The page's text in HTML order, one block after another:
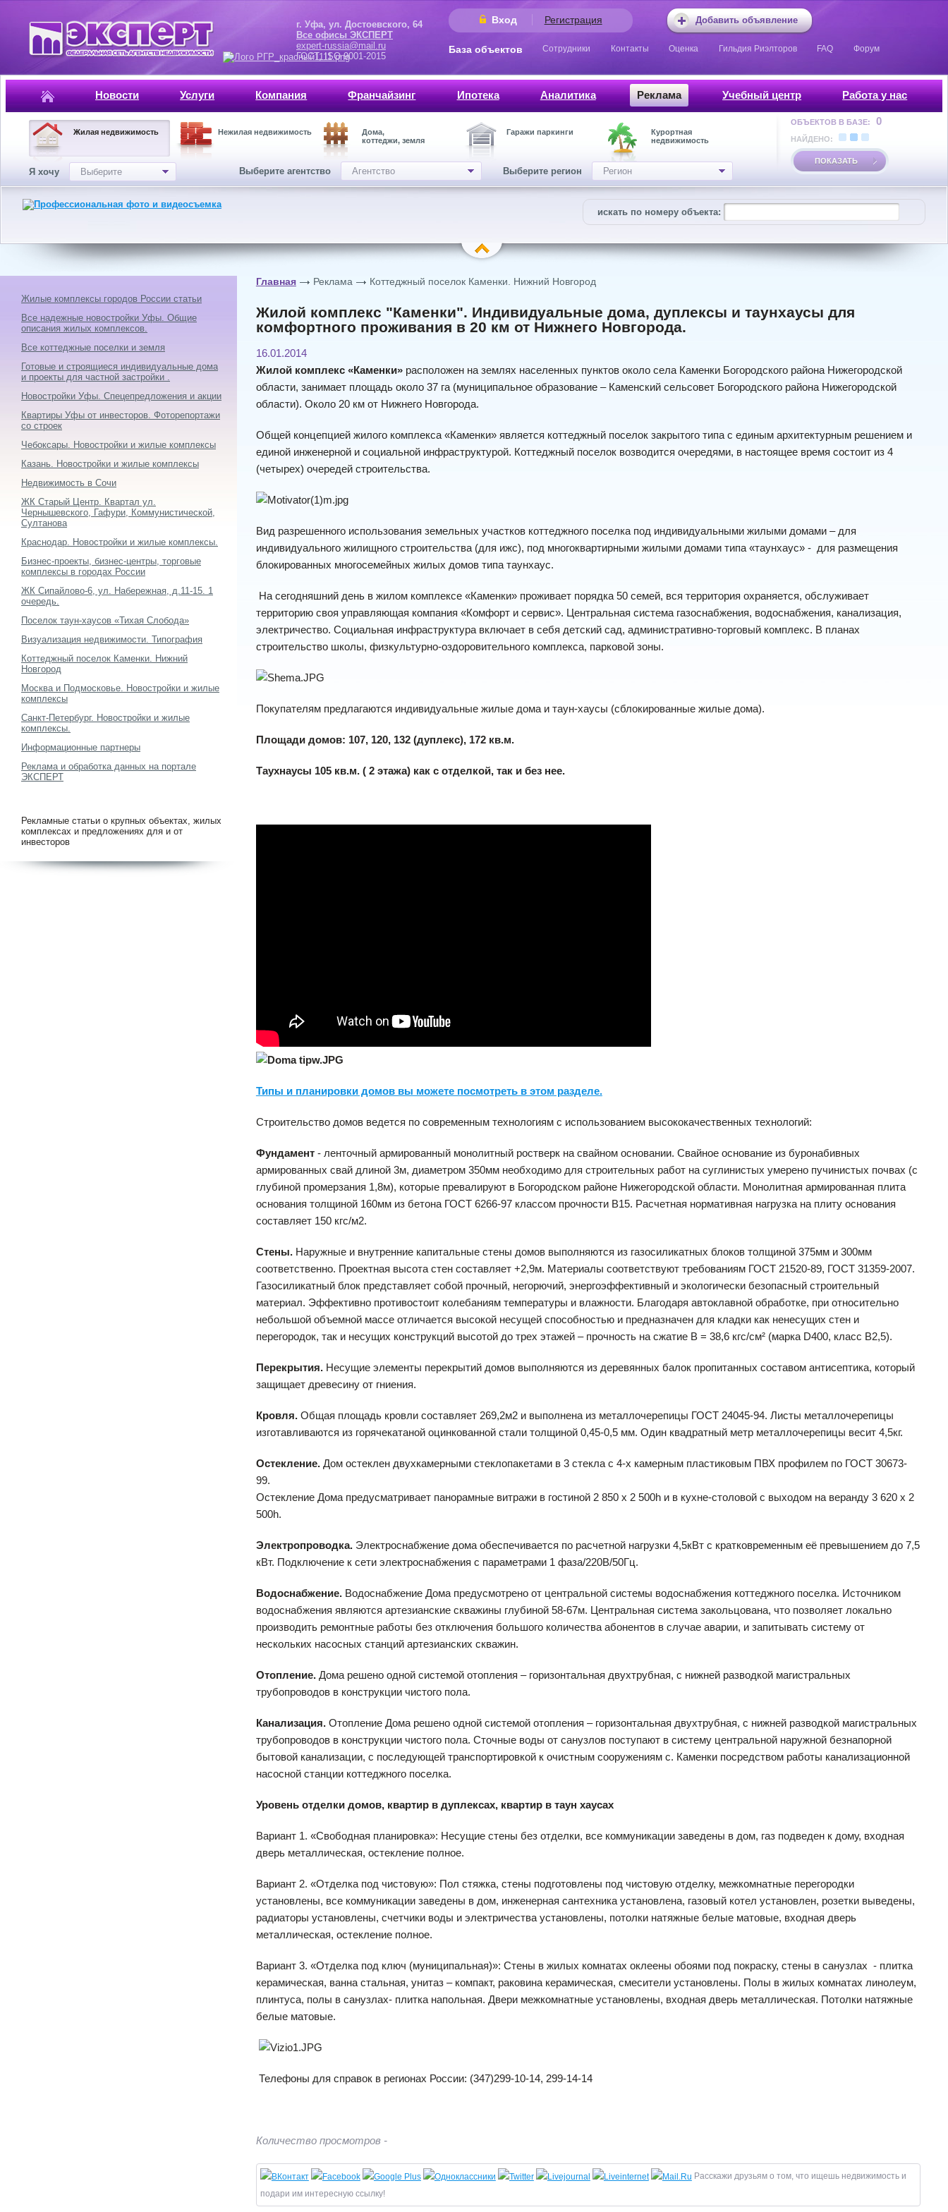
Добавить объявление
Вход Регистрация
г. Уфа, ул. Достоевского, 64
Все офисы ЭКСПЕРТ
expert-russia@mail.ru
ГОСТ, ISO 9001-2015
База объектов Сотрудники Контакты Оценка Гильдия Риэлторов FAQ Форум
Новости Услуги Компания Франчайзинг Ипотека Аналитика Реклама Учебный центр Работа у нас
Жилая недвижимость Нежилая недвижимость
Дома,
коттеджи, земля
Гаражи паркинги
Курортная
недвижимость
Я хочу Выберите Выберите агентство Агентство Выберите регион Регион
ОБЪЕКТОВ В БАЗЕ: 0
НАЙДЕНО:
ПОКАЗАТЬ
искать по номеру объекта:
Главная Реклама Коттеджный поселок Каменки. Нижний Новгород
Жилой комплекс "Каменки". Индивидуальные дома, дуплексы и таунхаусы для
комфортного проживания в 20 км от Нижнего Новгорода.
16.01.2014
Жилой комплекс «Каменки»расположен на землях населенных пунктов около села Каменки Богородского района Нижегородской
области, занимает площадь около 37 га (муниципальное образование – Каменский сельсовет Богородского района Нижегородской
области). Около 20 км от Нижнего Новгорода.
Общей концепцией жилого комплекса «Каменки» является коттеджный поселок закрытого типа с единым архитектурным решением и
единой инженерной и социальной инфраструктурой. Коттеджный поселок возводится очередями, в настоящее время состоит из 4
(четырех) очередей строительства.
Вид разрешенного использования земельных участков коттеджного поселка под индивидуальными жилыми домами – для
индивидуального жилищного строительства (для ижс), под многоквартирными жилыми домами типа «таунхаус» - для размещения
блокированных многосемейных жилых домов типа таунхаус.
На сегодняшний день в жилом комплексе «Каменки» проживает порядка 50 семей, вся территория охраняется, обслуживает
территорию своя управляющая компания «Комфорт и сервис». Центральная система газоснабжения, водоснабжения, канализация,
электричество. Социальная инфраструктура включает в себя детский сад, административно-торговый комплекс. В планах
строительство школы, физкультурно-оздоровительного комплекса, парковой зоны.
Покупателям предлагаются индивидуальные жилые дома и таун-хаусы (сблокированные жилые дома).
Площади домов: 107, 120, 132 (дуплекс), 172 кв.м.
Таухнаусы 105 кв.м. ( 2 этажа) как с отделкой, так и без нее.
Типы и планировки домов вы можете посмотреть в этом разделе.
Строительство домов ведется по современным технологиям с использованием высококачественных технологий:
Фундамент- ленточный армированный монолитный ростверк на свайном основании. Свайное основание из буронабивных
армированных свай длиной 3м, диаметром 350мм необходимо для строительных работ на суглинистых умерено пучинистых почвах (с
глубиной промерзания 1,8м), которые превалируют в Богородском районе Нижегородской области. Монолитная армированная плита
основания толщиной 160мм из бетона ГОСТ 6266-97 классом прочности В15. Расчетная нормативная нагрузка на плиту основания
составляет 150 кгс/м2.
Стены. Наружные и внутренние капитальные стены домов выполняются из газосиликатных блоков толщиной 375мм и 300мм
соответственно. Проектная высота стен составляет +2,9м. Материалы соответствуют требованиям ГОСТ 21520-89, ГОСТ 31359-2007.
Газосиликатный блок представляет собой прочный, негорючий, энергоэффективный и экологически безопасный строительный
материал. Эффективно противостоит колебаниям температуры и влажности. Благодаря автоклавной обработке, при относительно
небольшой объемной массе отличается высокой несущей способностью и предназначен для кладки как ненесущих стен и
перегородок, так и несущих конструкций высотой до трех этажей – прочность на сжатие В = 38,6 кгс/см² (марка D400, класс В2,5).
Перекрытия.Несущие элементы перекрытий домов выполняются из деревянных балок пропитанных составом антисептика, который
защищает древесину от гниения.
Кровля.Общая площадь кровли составляет 269,2м2 и выполнена из металлочерепицы ГОСТ 24045-94. Листы металлочерепицы
изготавливаются из горячекатаной оцинкованной стали толщиной 0,45-0,5 мм. Один квадратный метр металлочерепицы весит 4,5кг.
Остекление.Дом остеклен двухкамерными стеклопакетами в 3 стекла с 4-х камерным пластиковым ПВХ профилем по ГОСТ 30673-
99.
Остекление Дома предусматривает панорамные витражи в гостиной 2 850 х 2 500h и в кухне-столовой с выходом на веранду 3 620 х 2
500h.
Электропроводка. Электроснабжение дома обеспечивается по расчетной нагрузки 4,5кВт с кратковременным её превышением до 7,5
кВт. Подключение к сети электроснабжения с параметрами 1 фаза/220В/50Гц.
Водоснабжение.Водоснабжение Дома предусмотрено от центральной системы водоснабжения коттеджного поселка. Источником
водоснабжения являются артезианские скважины глубиной 58-67м. Центральная система закольцована, что позволяет локально
производить ремонтные работы без отключения большого количества абонентов в случае аварии, и запитывать систему от
нескольких насосных станций артезианских скважин.
Отопление. Дома решено одной системой отопления – горизонтальная двухтрубная, с нижней разводкой магистральных
трубопроводов в конструкции чистого пола.
Канализация.Отопление Дома решено одной системой отопления – горизонтальная двухтрубная, с нижней разводкой магистральных
трубопроводов в конструкции чистого пола. Сточные воды от санузлов поступают в систему центральной наружной безнапорной
бытовой канализации, с последующей транспортировкой к очистным сооружениям с. Каменки посредством работы канализационной
насосной станции коттеджного поселка.
Уровень отделки домов, квартир в дуплексах, квартир в таун хаусах
Вариант 1. «Свободная планировка»: Несущие стены без отделки, все коммуникации заведены в дом, газ подведен к дому, входная
дверь металлическая, остекление полное.
Вариант 2. «Отделка под чистовую»: Пол стяжка, стены подготовлены под чистовую отделку, межкомнатные перегородки
установлены, все коммуникации заведены в дом, инженерная сантехника установлена, газовый котел установлен, розетки выведены,
радиаторы установлены, счетчики воды и электричества установлены, потолки натяжные белые матовые, входная дверь
металлическая, остекление полное.
Вариант 3. «Отделка под ключ (муниципальная)»: Стены в жилых комнатах оклеены обоями под покраску, стены в санузлах - плитка
керамическая, ванна стальная, унитаз – компакт, раковина керамическая, смесители установлены. Полы в жилых комнатах линолеум,
плинтуса, полы в санузлах- плитка напольная. Двери межкомнатные установлены, входная дверь металлическая. Потолки натяжные
белые матовые.
Телефоны для справок в регионах России: (347)299-10-14, 299-14-14
Количество просмотров -
Расскажи друзьям о том, что ищешь недвижимость и
подари им интересную ссылку!
Жилые комплексы городов России статьи
Все надежные новостройки Уфы. Общие
описания жилых комплексов.
Все коттеджные поселки и земля
Готовые и строящиеся индивидуальные дома
и проекты для частной застройки .
Новостройки Уфы. Спецепредложения и акции
Квартиры Уфы от инвесторов. Фоторепортажи
со строек
Чебоксары. Новостройки и жилые комплексы
Казань. Новостройки и жилые комплексы
Недвижимость в Сочи
ЖК Старый Центр. Квартал ул.
Чернышевского, Гафури, Коммунистической,
Султанова
Краснодар. Новостройки и жилые комплексы.
Бизнес-проекты, бизнес-центры, торговые
комплексы в городах России
ЖК Сипайлово-6, ул. Набережная, д.11-15. 1
очередь.
Поселок таун-хаусов «Тихая Слобода»
Визуализация недвижимости. Типография
Коттеджный поселок Каменки. Нижний
Новгород
Москва и Подмосковье. Новостройки и жилые
комплексы
Санкт-Петербург. Новостройки и жилые
комплексы.
Информационные партнеры
Реклама и обработка данных на портале
ЭКСПЕРТ
Рекламные статьи о крупных объектах, жилых
комплексах и предложениях для и от
инвесторов